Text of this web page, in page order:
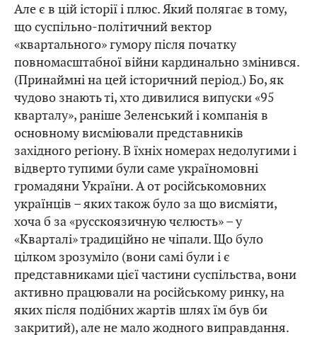
Але є в цій історії і плюс. Який полягає в тому,
що суспільно-політичний вектор
«квартального» гумору після початку
повномасштабної війни кардинально змінився.
(Принаймні на цей історичний період.) Бо, як
чудово знають ті, хто дивилися випуски «95
кварталу», раніше Зеленський і компанія в
основному висміювали представників
західного регіону. В їхніх номерах недолугими і
відверто тупими були саме україномовні
громадяни України. А от російськомовних
українців – яких також було за що висміяти,
хоча б за «русскоязичную чєлюсть» – у
«Кварталі» традиційно не чіпали. Що було
цілком зрозуміло (вони самі були і є
представниками цієї частини суспільства, вони
активно працювали на російському ринку, на
яких після подібних жартів шлях їм був би
закритий), але не мало жодного виправдання.